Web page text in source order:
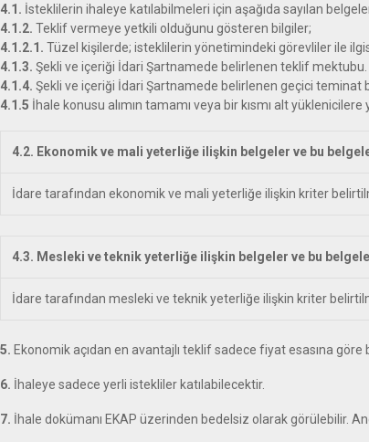
4.1. İsteklilerin ihaleye katılabilmeleri için aşağıda sayılan
4.1.2. Teklif vermeye yetkili olduğunu gösteren bilgiler;
4.1.2.1. Tüzel kişilerde; isteklilerin yönetimindeki görevliler ile
4.1.3. Şekli ve içeriği İdari Şartnamede belirlenen teklif mektubu.
4.1.4. Şekli ve içeriği İdari Şartnamede belirlenen geçici teminat
4.1.5 İhale konusu alımın tamamı veya bir kısmı alt yüklenicilere
4.2. Ekonomik ve mali yeterliğe ilişkin belgeler ve bu
İdare tarafından ekonomik ve mali yeterliğe ilişkin kriter
4.3. Mesleki ve teknik yeterliğe ilişkin belgeler ve bu
İdare tarafından mesleki ve teknik yeterliğe ilişkin kriter
5. Ekonomik açıdan en avantajlı teklif sadece fiyat esasına göre
6. İhaleye sadece yerli istekliler katılabilecektir.
7. İhale dokümanı EKAP üzerinden bedelsiz olarak görülebilir.